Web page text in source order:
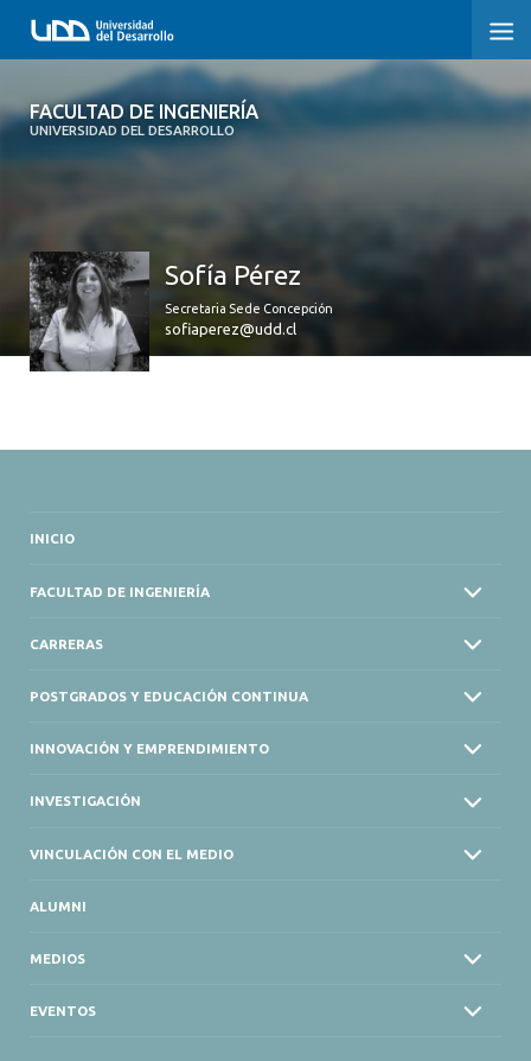
FACULTAD DE INGENIERÍA
UNIVERSIDAD DEL DESARROLLO
FACULTAD DE INGENIERÍA
CARRERAS
POSTGRADOS Y EDUCACIÓN CONTINUA
INNOVACIÓN Y EMPRENDIMIENTO
ALUMNI
MEDIOS
EVENTOS
Sofía Pérez
Secretaria Sede Concepción
sofiaperez@udd.cl
INICIO
FACULTAD DE INGENIERÍA
CARRERAS
POSTGRADOS Y EDUCACIÓN CONTINUA
INNOVACIÓN Y EMPRENDIMIENTO
INVESTIGACIÓN
VINCULACIÓN CON EL MEDIO
ALUMNI
MEDIOS
EVENTOS